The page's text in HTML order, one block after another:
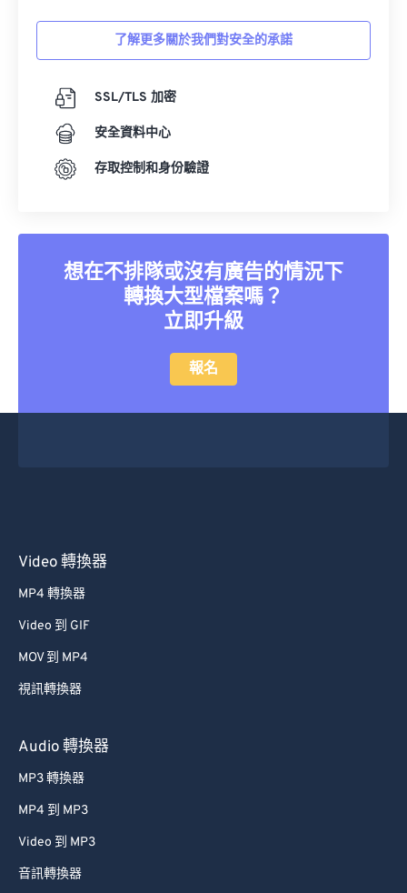
了解更多關於我們對安全的承諾
SSL/TLS 加密
安全資料中心
存取控制和身份驗證
想在不排隊或沒有廣告的情況下
轉換大型檔案嗎？
立即升級
報名
Video 轉換器
MP4 轉換器
Video 到 GIF
MOV 到 MP4
視訊轉換器
Audio 轉換器
MP3 轉換器
MP4 到 MP3
Video 到 MP3
音訊轉換器